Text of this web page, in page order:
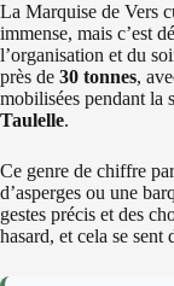
La Marquise de Vers
immense, mais c’est
l’organisation et du
près de 30 tonnes,
mobilisées pendant la
Taulelle.
Ce genre de chiffre
d’asperges ou une
gestes précis et des
hasard, et cela se sent